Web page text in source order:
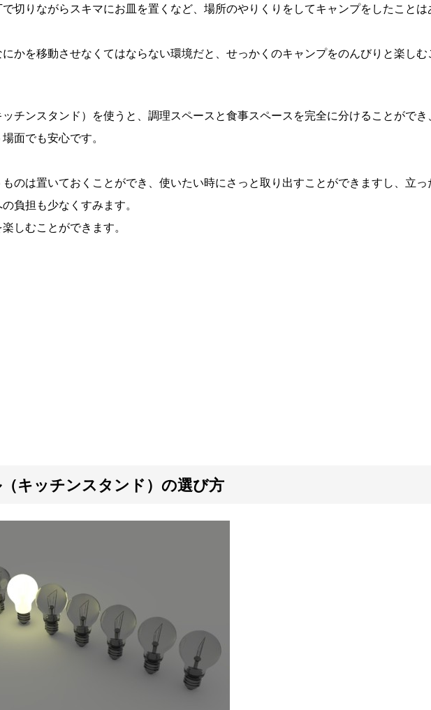
切りながらスキマにお皿を置くなど、場所のやりくりをしてキャンプをしたことは
かを移動させなくてはならない環境だと、せっかくのキャンプをのんびりと楽しむ
チンスタンド）を使うと、調理スペースと食事スペースを完全に分けることができ
面でも安心です。
のは置いておくことができ、使いたい時にさっと取り出すことができますし、立っ
負担も少なくすみます。
しむことができます。
キッチンスタンド）の選び方